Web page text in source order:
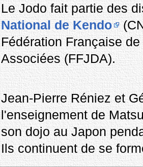
Le Jodo fait partie des
National de Kendo
Fédération Française
Associées (FFJDA).
Jean-Pierre Réniez et
l'enseignement de
son dojo au Japon
Ils continuent de se